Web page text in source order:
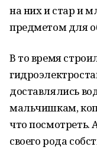
на них и стар и
предметом для
В то время
доставлялись
мальчишкам,
что посмотреть.
своего рода